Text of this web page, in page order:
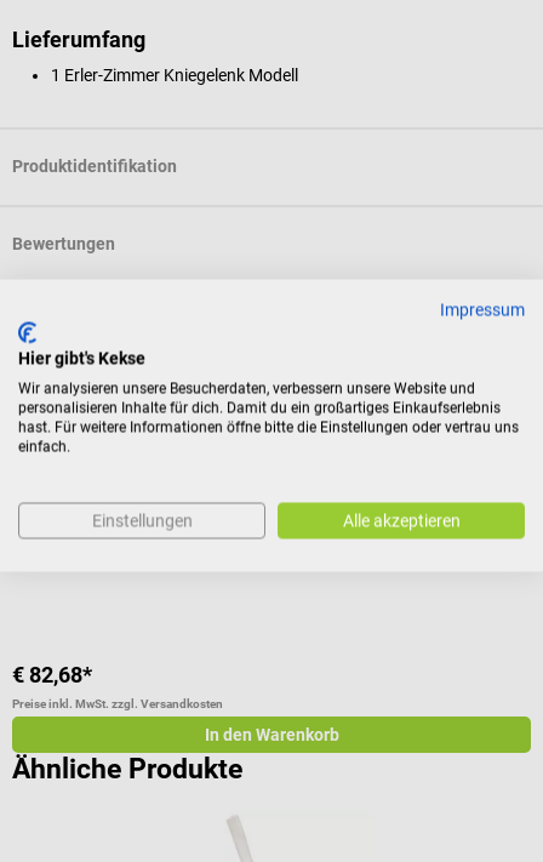
Lieferumfang
1 Erler-Zimmer Kniegelenk Modell
Produktidentifikation
Bewertungen
Kunden kauften auch
Erler-Zimmer
Schultergelenk Modell
Mit beweglichen Bändern und abnehmbarem Stativ
€ 82,68*
Preise inkl. MwSt. zzgl. Versandkosten
In den Warenkorb
Ähnliche Produkte
Impressum
Hier gibt's Kekse
Wir analysieren unsere Besucherdaten, verbessern unsere Website und
personalisieren Inhalte für dich. Damit du ein großartiges Einkaufserlebnis
hast. Für weitere Informationen öffne bitte die Einstellungen oder vertrau uns
einfach.
Einstellungen Alle akzeptieren